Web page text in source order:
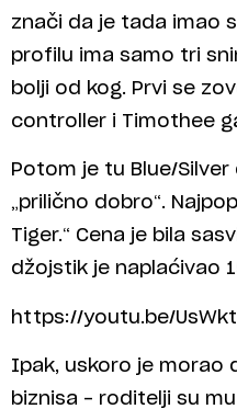
znači da je tada imao
profilu ima samo tri
bolji od kog. Prvi se
controller i Timothee
Potom je tu Blue/
„prilično dobro“.
Tiger.“ Cena je bila
džojstik je naplaćivao
https://youtu.be/
Ipak, uskoro je morao
biznisa – roditelji su